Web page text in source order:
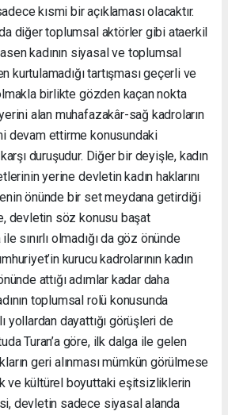
kısmi bir açıklaması olacaktır.
diğer toplumsal aktörler gibi ataerkil
kadının siyasal ve toplumsal
kurtulamadığı tartışması geçerli ve
birlikte gözden kaçan nokta
alan muhafazakâr-sağ kadroların
devam ettirme konusundaki
duruşudur. Diğer bir deyişle, kadın
yerine devletin kadın haklarını
önünde bir set meydana getirdiği
devletin söz konusu başat
sınırlı olmadığı da göz önünde
kurucu kadrolarının kadın
attığı adımlar kadar daha
toplumsal rolü konusunda
yollardan dayattığı görüşleri de
Turan’a göre, ilk dalga ile gelen
geri alınması mümkün görülmese
ve kültürel boyuttaki eşitsizliklerin
devletin sadece siyasal alanda